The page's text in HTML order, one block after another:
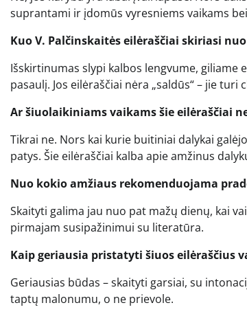
suprantami ir įdomūs vyresniems vaikams
Kuo V. Palčinskaitės eilėraščiai skiriasi
Išskirtinumas slypi kalbos lengvume,
pasaulį. Jos eilėraščiai nėra „saldūs“ – jie
Ar šiuolaikiniams vaikams šie eilėraščiai
Tikrai ne. Nors kai kurie buitiniai dalykai
patys. Šie eilėraščiai kalba apie amžinus
Nuo kokio amžiaus rekomenduojama
Skaityti galima jau nuo pat mažų dienų, kai
pirmajam susipažinimui su literatūra.
Kaip geriausia pristatyti šiuos eilėraščius
Geriausias būdas – skaityti garsiai, su
taptų malonumu, o ne prievole.